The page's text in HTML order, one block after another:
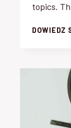
topics.
DOWIEDZ